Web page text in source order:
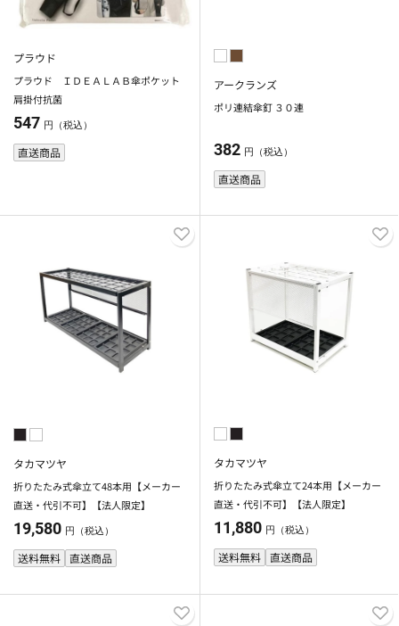
プラウド
プラウド ＩＤＥＡＬＡＢ傘ポケット
肩掛付抗菌
547 円（税込）
直送商品
アークランズ
ポリ連結傘釘 ３０連
382 円（税込）
直送商品
タカマツヤ
折りたたみ式傘立て48本用【メーカー
直送・代引不可】【法人限定】
19,580 円（税込）
送料無料 直送商品
タカマツヤ
折りたたみ式傘立て24本用【メーカー
直送・代引不可】【法人限定】
11,880 円（税込）
送料無料 直送商品